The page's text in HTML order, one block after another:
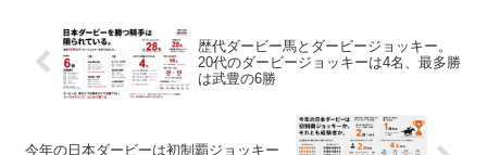
歴代ダービー馬とダービージョッキー。
20代のダービージョッキーは4名、最多勝
は武豊の6勝
今年の日本ダービーは初制覇ジョッキー